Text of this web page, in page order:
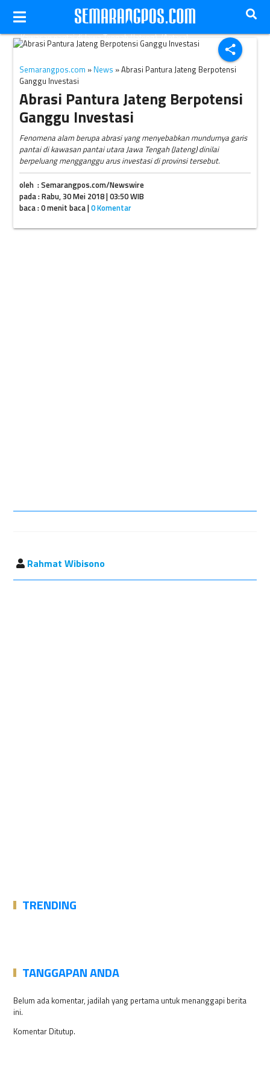
share
Kawasan pantai di Jawa Tengah (Jateng). (Antara)
Semarangpos.com » News » Abrasi Pantura Jateng Berpotensi
Ganggu Investasi
Abrasi Pantura Jateng Berpotensi
Ganggu Investasi
Fenomena alam berupa abrasi yang menyebabkan mundurnya garis
pantai di kawasan pantai utara Jawa Tengah (Jateng) dinilai
berpeluang mengganggu arus investasi di provinsi tersebut.
oleh : Semarangpos.com/Newswire
pada : Rabu, 30 Mei 2018 | 03:50 WIB
baca : 0 menit baca |0 Komentar
Rahmat Wibisono
TRENDING
TANGGAPAN ANDA
Belum ada komentar, jadilah yang pertama untuk menanggapi berita
ini.
Komentar Ditutup.